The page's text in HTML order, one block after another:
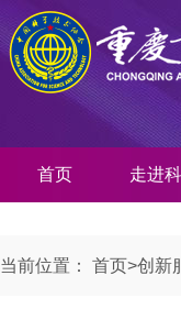
首页 走进
当前位置： 首页>创新